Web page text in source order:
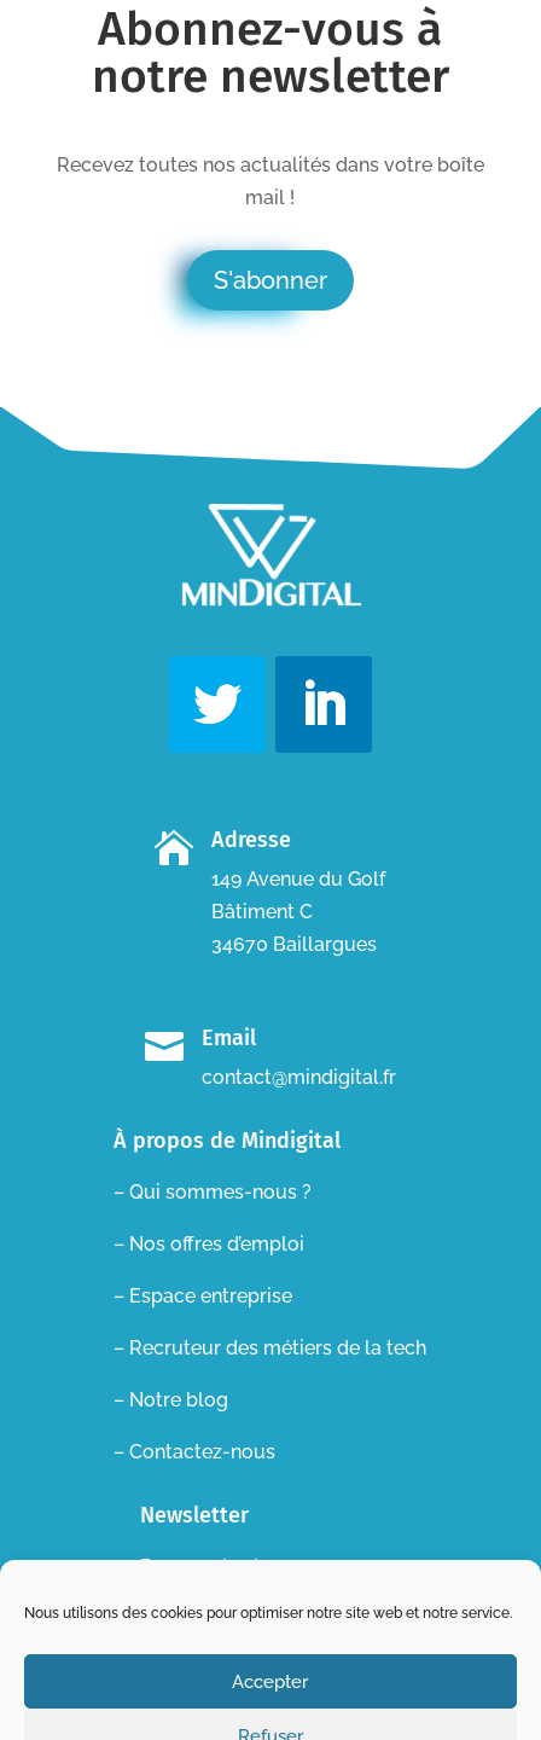
Nous utilisons des cookies pour optimiser notre site web et notre service.
Accepter
Abonnez-vous à
notre newsletter
Recevez toutes nos actualités dans votre boîte
mail !
S'abonner
 Adresse
149 Avenue du Golf
Bâtiment C
34670 Baillargues
 Email
contact@mindigital.fr
À propos de Mindigital
– Qui sommes-nous ?
– Nos offres d’emploi
– Espace entreprise
– Recruteur des métiers de la tech
– Notre blog
– Contactez-nous
Newsletter
Recevez toutes nos
S'abonner